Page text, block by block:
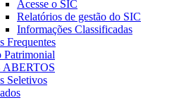
Acesse o SIC
Relatórios de gestão do SIC
Informações Classificadas
Frequentes
Patrimonial
Seletivos